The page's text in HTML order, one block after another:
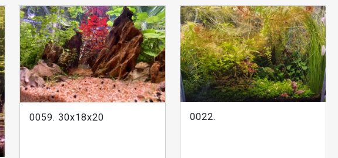
0059. 30x18x20 0022.